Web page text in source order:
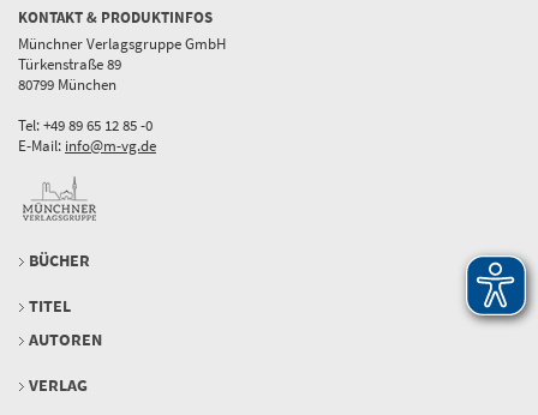
KONTAKT & PRODUKTINFOS
Münchner Verlagsgruppe GmbH
Türkenstraße 89
80799 München
Tel: +49 89 65 12 85 -0
E-Mail: info@m-vg.de
BÜCHER
TITEL
AUTOREN
VERLAG